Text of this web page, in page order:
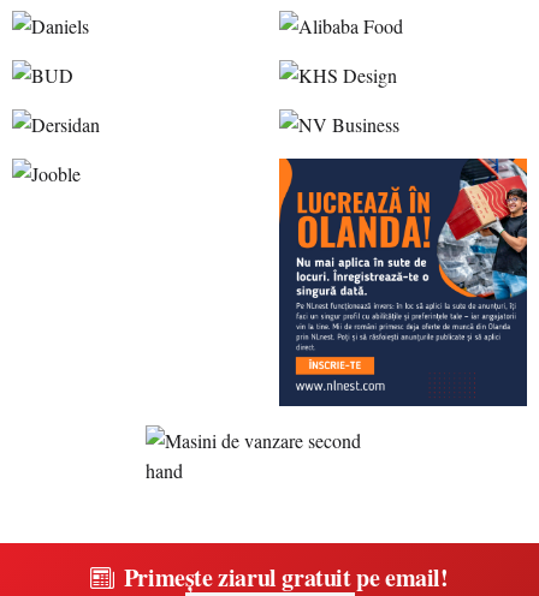
Primește ziarul gratuit pe email!